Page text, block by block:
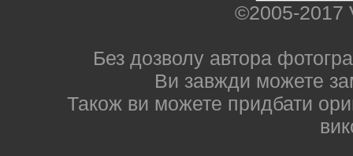
©2005-2017
Без дозволу автора
Ви завжди можете
Також ви можете придбати